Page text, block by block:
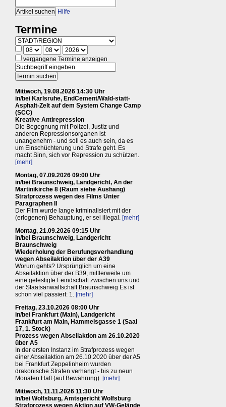
Hilfe
Termine
vergangene Termine anzeigen
Mittwoch, 19.08.2026 14:30 Uhr
in/bei Karlsruhe, EndCement/Wald-statt-
Asphalt-Zelt auf dem System Change Camp
(SCC)
Kreative Antirepression
Die Begegnung mit Polizei, Justiz und
anderen Repressionsorganen ist
unangenehm - und soll es auch sein, da es
um Einschüchterung und Strafe geht. Es
macht Sinn, sich vor Repression zu schützen.
[mehr]
Montag, 07.09.2026 09:00 Uhr
in/bei Braunschweig, Landgericht, An der
Martinikirche 8 (Raum siehe Aushang)
Strafprozess wegen des Films Unter
Paragraphen II
Der Film wurde lange kriminalisiert mit der
(erlogenen) Behauptung, er sei illegal. [mehr]
Montag, 21.09.2026 09:15 Uhr
in/bei Braunschweig, Landgericht
Braunschweig
Wiederholung der Berufungsverhandlung
wegen Abseilaktion über der A39
Worum gehts? Ursprünglich um eine
Abseilaktion über der B39, mittlerweile um
eine gefestigte Feindschaft zwischen uns und
der Staatsanwaltschaft Braunschweig Es ist
schon viel passiert: 1. [mehr]
Freitag, 23.10.2026 08:00 Uhr
in/bei Frankfurt (Main), Landgericht
Frankfurt am Main, Hammelsgasse 1 (Saal
17, 1. Stock)
Prozess wegen Abseilaktion am 26.10.2020
über A5
In der ersten Instanz im Strafprozess wegen
einer Abseilaktion am 26.10.2020 über der A5
bei Frankfurt Zeppelinheim wurden
drakonische Strafen verhängt - bis zu neun
Monaten Haft (auf Bewährung). [mehr]
Mittwoch, 11.11.2026 11:30 Uhr
in/bei Wolfsburg, Amtsgericht Wolfsburg
Strafprozess wegen Aktion auf VW-Gelände